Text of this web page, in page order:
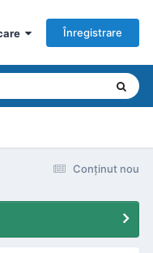
Înregistrare
Conţinut nou